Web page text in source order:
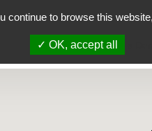
Cursos
continue to browse this
✓ OK, accept all